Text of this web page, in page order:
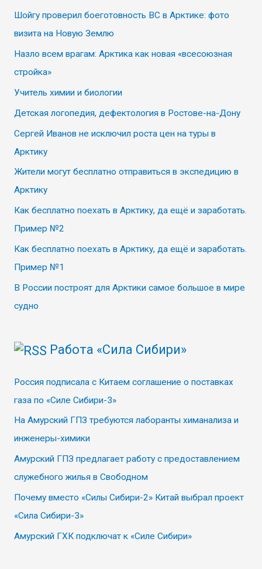
Шойгу проверил боеготовность ВС в Арктике: фото
визита на Новую Землю
Назло всем врагам: Арктика как новая «всесоюзная
стройка»
Учитель химии и биологии
Детская логопедия, дефектология в Ростове-на-Дону
Сергей Иванов не исключил роста цен на туры в
Арктику
Жители могут бесплатно отправиться в экспедицию в
Арктику
Как бесплатно поехать в Арктику, да ещё и заработать.
Пример №2
Как бесплатно поехать в Арктику, да ещё и заработать.
Пример №1
В России построят для Арктики самое большое в мире
судно
Работа «Сила Сибири»
Россия подписала с Китаем соглашение о поставках
газа по «Силе Сибири-3»
На Амурский ГПЗ требуются лаборанты химанализа и
инженеры-химики
Амурский ГПЗ предлагает работу с предоставлением
служебного жилья в Свободном
Почему вместо «Силы Сибири-2» Китай выбрал проект
«Сила Сибири-3»
Амурский ГХК подключат к «Силе Сибири»